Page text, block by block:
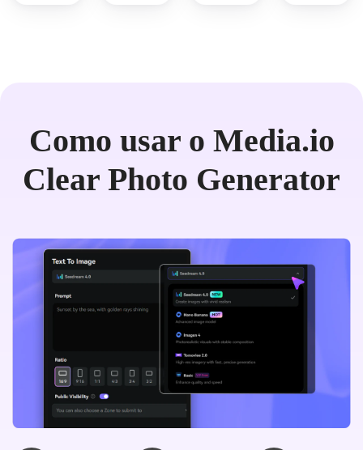
Como usar o Media.io
Clear Photo Generator